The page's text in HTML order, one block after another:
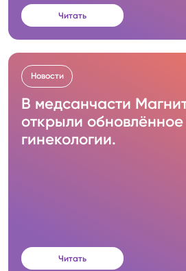
Читать
Новости
В медсанчасти
открыли
гинекологии.
Читать